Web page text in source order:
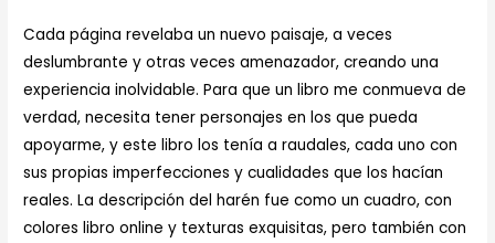
Cada página revelaba un nuevo paisaje, a veces
deslumbrante y otras veces amenazador, creando una
experiencia inolvidable. Para que un libro me conmueva de
verdad, necesita tener personajes en los que pueda
apoyarme, y este libro los tenía a raudales, cada uno con
sus propias imperfecciones y cualidades que los hacían
reales. La descripción del harén fue como un cuadro, con
colores libro online​ y texturas exquisitas, pero también con